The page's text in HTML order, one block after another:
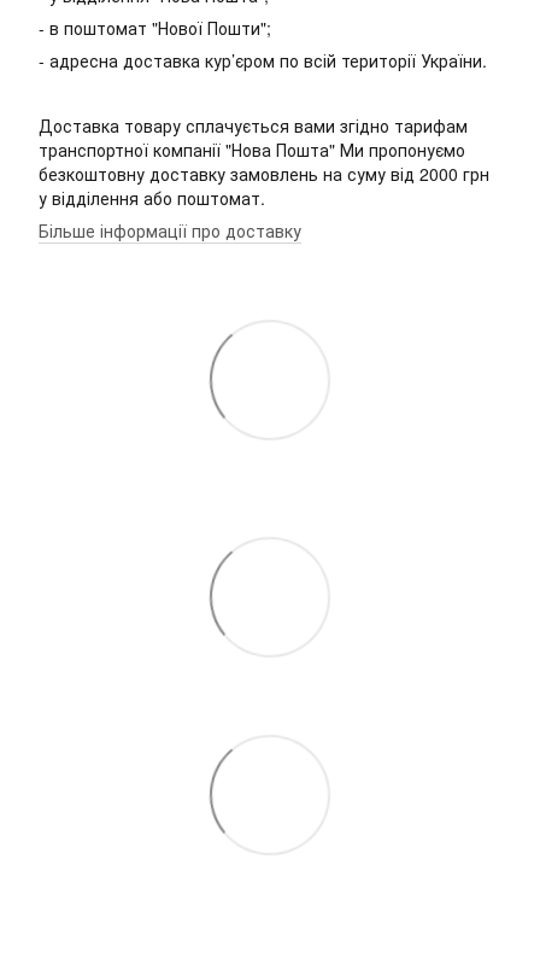
- в поштомат "Нової Пошти";
- адресна доставка кур’єром по всій території України.
Доставка товару сплачується вами згідно тарифам
транспортної компанії "Нова Пошта" Ми пропонуємо
безкоштовну доставку замовлень на суму від 2000 грн
у відділення або поштомат.
Більше інформації про доставку